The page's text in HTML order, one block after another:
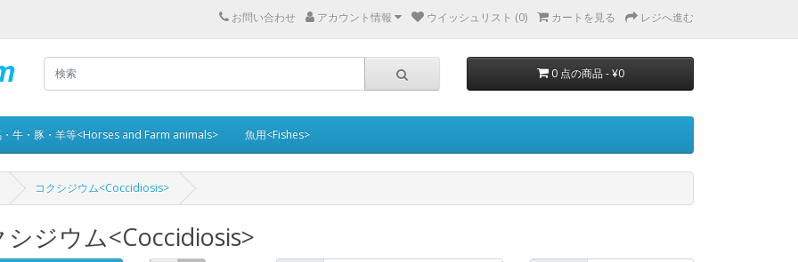
お問い合わせ アカウント情報 ウイッシュリスト (0) カートを見る レジへ進む
0 点の商品 - ¥0
牛・豚・羊等<Horses and Farm animals> 魚用<Fishes>
コクシジウム<Coccidiosis>
シジウム<Coccidiosis>